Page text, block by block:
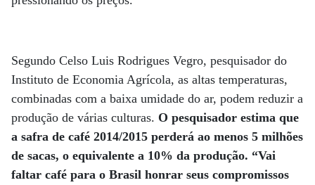
Segundo Celso Luis Rodrigues Vegro, pesquisador do
Instituto de Economia Agrícola, as altas temperaturas,
combinadas com a baixa umidade do ar, podem reduzir a
produção de várias culturas. O pesquisador estima que
a safra de café 2014/2015 perderá ao menos 5 milhões
de sacas, o equivalente a 10% da produção. “Vai
faltar café para o Brasil honrar seus compromissos